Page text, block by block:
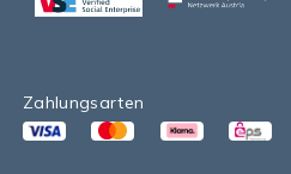
Zahlungsarten
VISA
MastercardKlarna eps>